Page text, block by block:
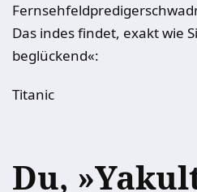
Das indes findet, exakt wie
beglückend«:
Titanic
Du,